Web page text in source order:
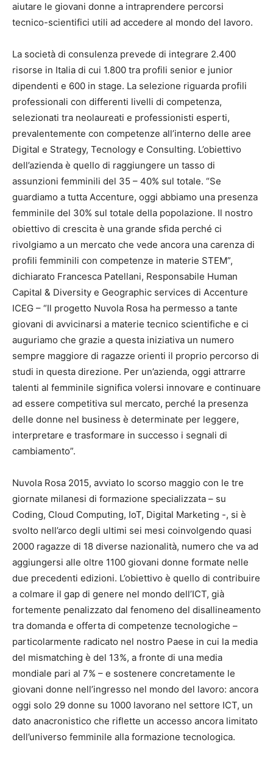
aiutare le giovani donne a intraprendere percorsi
tecnico-scientifici utili ad accedere al mondo del lavoro.
La società di consulenza prevede di integrare 2.400
risorse in Italia di cui 1.800 tra profili senior e junior
dipendenti e 600 in stage. La selezione riguarda profili
professionali con differenti livelli di competenza,
selezionati tra neolaureati e professionisti esperti,
prevalentemente con competenze all’interno delle aree
Digital e Strategy, Tecnology e Consulting. L’obiettivo
dell’azienda è quello di raggiungere un tasso di
assunzioni femminili del 35 – 40% sul totale. “Se
guardiamo a tutta Accenture, oggi abbiamo una presenza
femminile del 30% sul totale della popolazione. Il nostro
obiettivo di crescita è una grande sfida perché ci
rivolgiamo a un mercato che vede ancora una carenza di
profili femminili con competenze in materie STEM”,
dichiarato Francesca Patellani, Responsabile Human
Capital & Diversity e Geographic services di Accenture
ICEG – “Il progetto Nuvola Rosa ha permesso a tante
giovani di avvicinarsi a materie tecnico scientifiche e ci
auguriamo che grazie a questa iniziativa un numero
sempre maggiore di ragazze orienti il proprio percorso di
studi in questa direzione. Per un’azienda, oggi attrarre
talenti al femminile significa volersi innovare e continuare
ad essere competitiva sul mercato, perché la presenza
delle donne nel business è determinate per leggere,
interpretare e trasformare in successo i segnali di
cambiamento”.
Nuvola Rosa 2015, avviato lo scorso maggio con le tre
giornate milanesi di formazione specializzata – su
Coding, Cloud Computing, IoT, Digital Marketing -, si è
svolto nell’arco degli ultimi sei mesi coinvolgendo quasi
2000 ragazze di 18 diverse nazionalità, numero che va ad
aggiungersi alle oltre 1100 giovani donne formate nelle
due precedenti edizioni. L’obiettivo è quello di contribuire
a colmare il gap di genere nel mondo dell’ICT, già
fortemente penalizzato dal fenomeno del disallineamento
tra domanda e offerta di competenze tecnologiche –
particolarmente radicato nel nostro Paese in cui la media
del mismatching è del 13%, a fronte di una media
mondiale pari al 7% – e sostenere concretamente le
giovani donne nell’ingresso nel mondo del lavoro: ancora
oggi solo 29 donne su 1000 lavorano nel settore ICT, un
dato anacronistico che riflette un accesso ancora limitato
dell’universo femminile alla formazione tecnologica.